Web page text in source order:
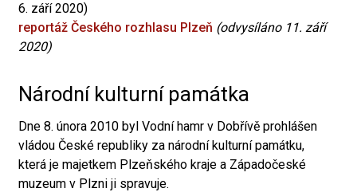
6. září 2020)
reportáž Českého rozhlasu Plzeň (odvysíláno 11. září
2020)
Národní kulturní památka
Dne 8. února 2010 byl Vodní hamr v Dobřívě prohlášen
vládou České republiky za národní kulturní památku,
která je majetkem Plzeňského kraje a Západočeské
muzeum v Plzni ji spravuje.